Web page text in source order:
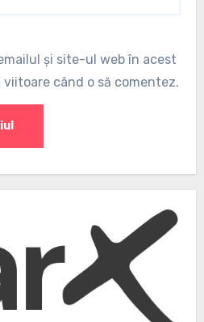
și site-ul web în acest
când o să comentez.